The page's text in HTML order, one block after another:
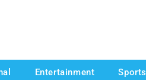
Entertainment Sports